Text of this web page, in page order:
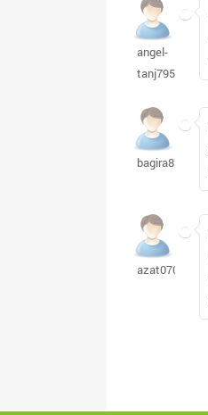
angel-
tanj795
bagira829
azat070588